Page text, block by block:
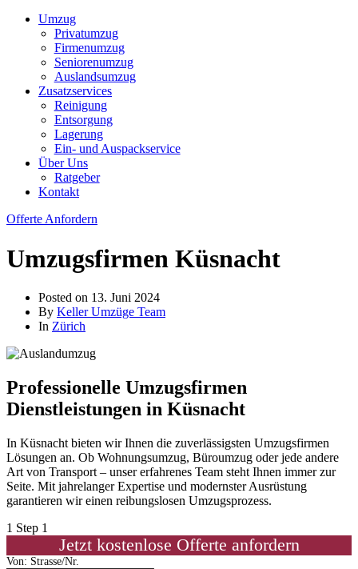
Umzug
Privatumzug
Firmenumzug
Seniorenumzug
Auslandsumzug
Zusatzservices
Reinigung
Entsorgung
Lagerung
Ein- und Auspackservice
Über Uns
Ratgeber
Kontakt
Offerte Anfordern
Umzugsfirmen Küsnacht
Posted on 13. Juni 2024
By Keller Umzüge Team
In Zürich
Professionelle Umzugsfirmen
Dienstleistungen in Küsnacht
In Küsnacht bieten wir Ihnen die zuverlässigsten Umzugsfirmen
Lösungen an. Ob Wohnungsumzug, Büroumzug oder jede andere
Art von Transport – unser erfahrenes Team steht Ihnen immer zur
Seite. Mit jahrelanger Expertise und modernster Ausrüstung
garantieren wir einen reibungslosen Umzugsprozess.
1 Step 1
Jetzt kostenlose Offerte anfordern
Von: Strasse/Nr.